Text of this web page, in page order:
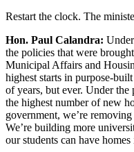
Restart the clock. The
Hon. Paul Calandra:
the policies that were
Municipal Affairs and
highest starts in purpose-
of years, but ever. Under
the highest number of new
government, we’re
We’re building more
our students can have